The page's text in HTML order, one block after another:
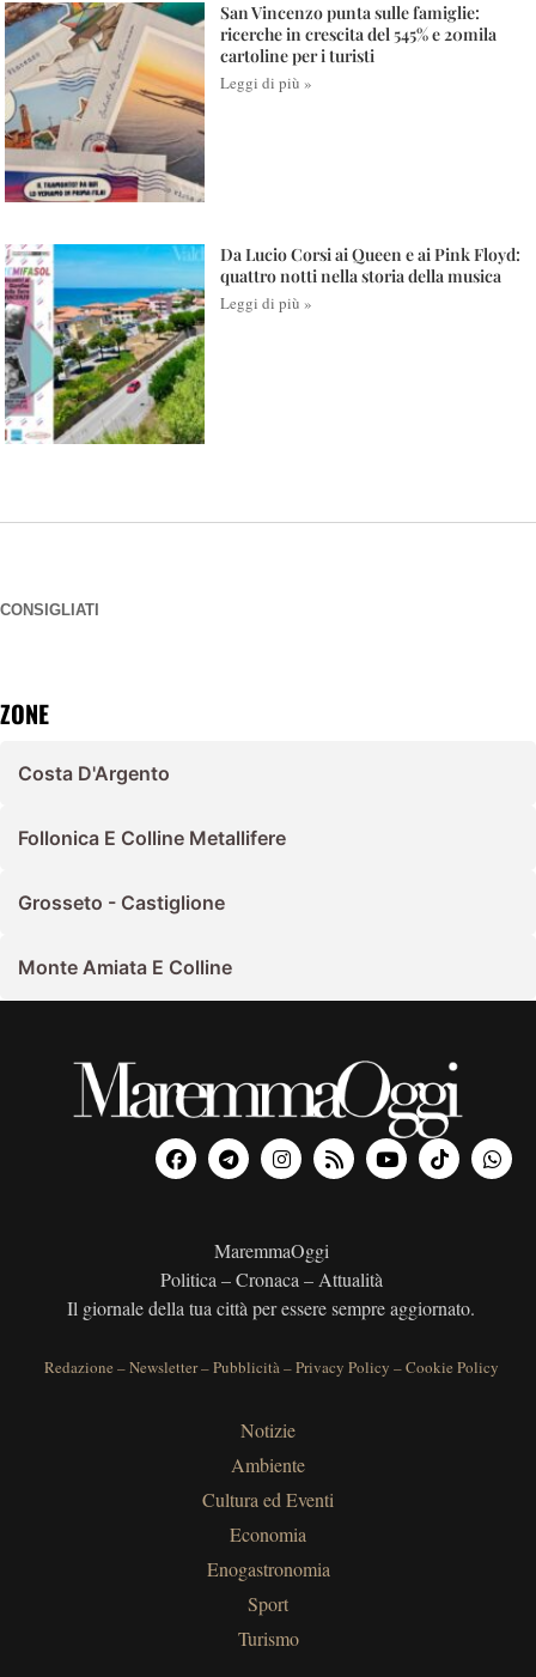
San Vincenzo punta sulle famiglie:
ricerche in crescita del 545% e 20mila
cartoline per i turisti
Leggi di più »
Da Lucio Corsi ai Queen e ai Pink Floyd:
quattro notti nella storia della musica
Leggi di più »
CONSIGLIATI
ZONE
Costa D'Argento
Follonica E Colline Metallifere
Grosseto - Castiglione
Monte Amiata E Colline
MaremmaOggi
Politica – Cronaca – Attualità
Il giornale della tua città per essere sempre aggiornato.
Redazione –Newsletter–Pubblicità–Privacy Policy –Cookie Policy
Notizie
Ambiente
Cultura ed Eventi
Economia
Enogastronomia
Sport
Turismo